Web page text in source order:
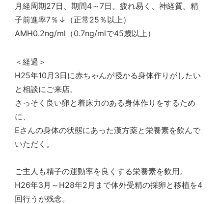
月経周期27日、期間4～7日。疲れ易く、神経質。精
子前進率7％↓（正常25％以上）
AMH0.2ng/ml（0.7ng/mlで45歳以上）
＜経過＞
H25年10月3日に赤ちゃんが授かる身体作りがしたい
と相談にご来店。
さっそく良い卵と着床力のある身体作りをするため
に、
Eさんの身体の状態にあった漢方薬と栄養素を飲んで
いただく。
ご主人も精子の運動率を良くする栄養素を飲用。
H26年3月～H28年2月まで体外受精の採卵と移植を4
回行うが残念。